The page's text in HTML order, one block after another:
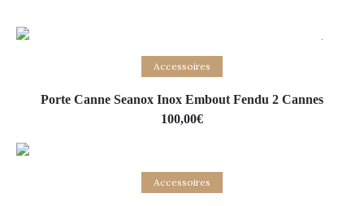
-26% Sale!
Add to basket
Accessoires
Porte Canne Seanox Inox Embout Fendu 2 Cannes
100,00€
Add to basket
Accessoires